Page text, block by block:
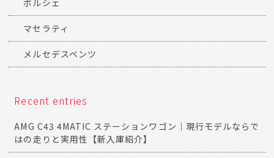
ポルシェ
マセラティ
メルセデスベンツ
Recent entries
AMG C43 4MATIC ステーションワゴン｜現行モデルならで
はの走りと実用性【新入庫紹介】